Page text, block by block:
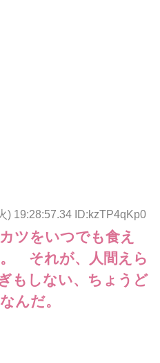
) 19:28:57.34 ID:kzTP4qKp0
ツをいつでも食え
それが、人間えら
もしない、ちょうど
んだ。